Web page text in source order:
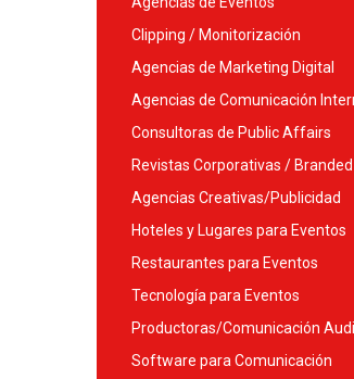
Clipping / Monitorización
Agencias de Marketing Digital
Agencias de Comunicación
Consultoras de Public Affairs
Revistas Corporativas /
Agencias Creativas/Publicidad
Hoteles y Lugares para Eventos
Restaurantes para Eventos
Tecnología para Eventos
Productoras/Comunicación
Software para Comunicación